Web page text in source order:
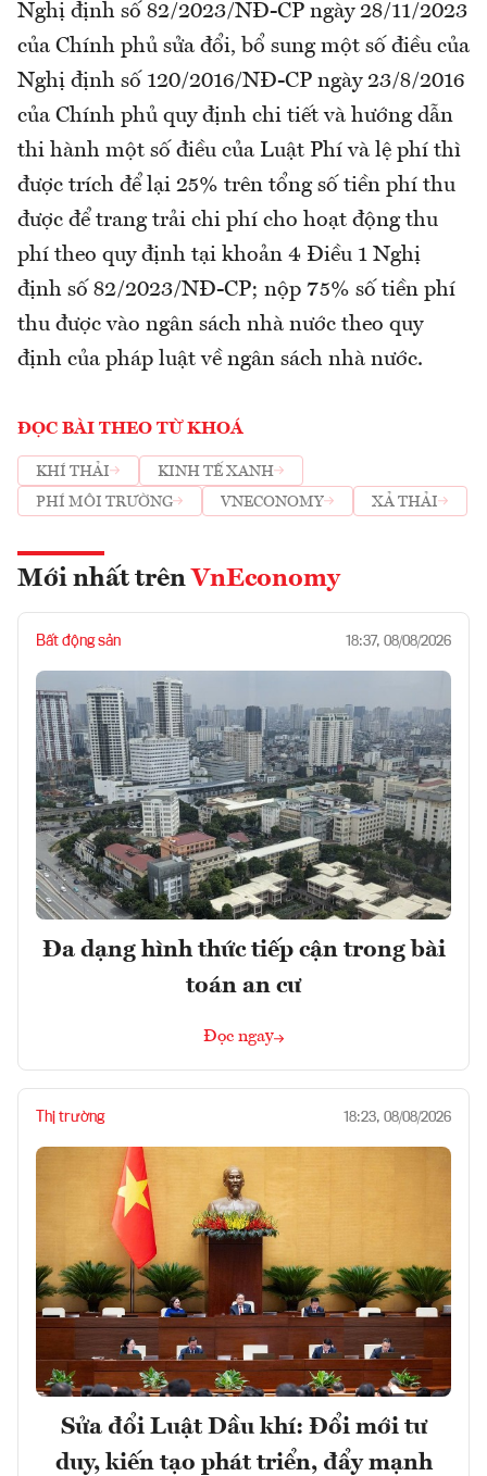
Nghị định số 82/2023/NĐ-CP ngày 28/11/2023
của Chính phủ sửa đổi, bổ sung một số điều của
Nghị định số 120/2016/NĐ-CP ngày 23/8/2016
của Chính phủ quy định chi tiết và hướng dẫn
thi hành một số điều của Luật Phí và lệ phí thì
được trích để lại 25% trên tổng số tiền phí thu
được để trang trải chi phí cho hoạt động thu
phí theo quy định tại khoản 4 Điều 1 Nghị
định số 82/2023/NĐ-CP; nộp 75% số tiền phí
thu được vào ngân sách nhà nước theo quy
định của pháp luật về ngân sách nhà nước.
ĐỌC BÀI THEO TỪ KHOÁ
KHÍ THẢI
KINH TẾ XANH
PHÍ MÔI TRƯỜNG
VNECONOMY XẢ THẢI
Mới nhất trên VnEconomy
Bất động sản 18:37, 08/08/2026
Đa dạng hình thức tiếp cận trong bài
toán an cư
Đọc ngay
Thị trường 18:23, 08/08/2026
Sửa đổi Luật Dầu khí: Đổi mới tư
duy, kiến tạo phát triển, đẩy mạnh